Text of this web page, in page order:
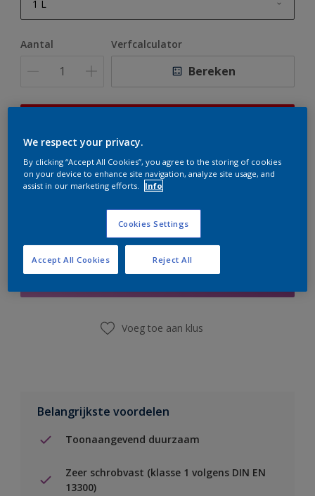
1 L
10 L
Aantal Verfcalculator
Bereken
te bestellen. Houd de website in de gaten, we werken
er hard aan om de voorraad aan te vullen.
Boodschappenlijst
Voeg toe aan klus
Belangrijkste voordelen
Toonaangevend duurzaam
Zeer schrobvast (klasse 1 volgens DIN EN
13300)
We respect your privacy.
By clicking “Accept All Cookies”, you agree to the storing of cookies
on your device to enhance site navigation, analyze site usage, and
assist in our marketing efforts.
Info
Cookies Settings
Reject All
Accept All Cookies